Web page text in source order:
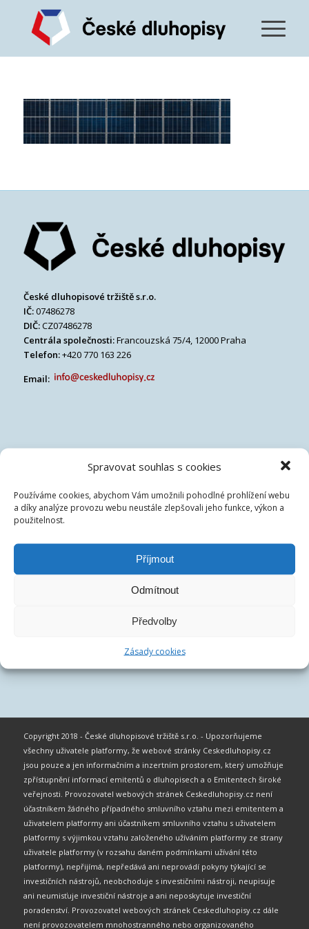
Spravovat souhlas s cookies
Používáme cookies, abychom Vám umožnili pohodlné prohlížení webu
a díky analýze provozu webu neustále zlepšovali jeho funkce, výkon a
použitelnost.
Příjmout
Odmítnout
Předvolby
Zásady cookies
České dluhopisové tržiště s.r.o.
IČ:07486278
DIČ:CZ07486278
Centrála společnosti:Francouzská 75/4, 12000 Praha
Telefon:+420 770 163 226
Email:
Copyright 2018 - České dluhopisové tržiště s.r.o. - Upozorňujeme
všechny uživatele platformy, že webové stránky Ceskedluhopisy.cz
jsou pouze a jen informačním a inzertním prostorem, který umožňuje
zpřístupnění informací emitentů o dluhopisech a o Emitentech široké
veřejnosti. Provozovatel webových stránek Ceskedluhopisy.cz není
účastníkem žádného případného smluvního vztahu mezi emitentem a
uživatelem platformy ani účastníkem smluvního vztahu s uživatelem
platformy s výjimkou vztahu založeného užíváním platformy ze strany
uživatele platformy (v rozsahu daném podmínkami užívání této
platformy), nepřijímá, nepředává ani neprovádí pokyny týkající se
investičních nástrojů, neobchoduje s investičními nástroji, neupisuje
ani neumisťuje investiční nástroje a ani neposkytuje investiční
poradenství. Provozovatel webových stránek Ceskedluhopisy.cz dále
není provozovatelem mnohostranného nebo organizovaného